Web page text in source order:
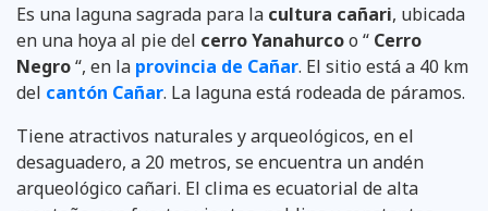
Es una laguna sagrada para la cultura cañari, ubicada
en una hoya al pie del cerro Yanahurcoo “ Cerro
Negro“, en la provincia de Cañar. El sitio está a 40 km
del cantón Cañar. La laguna está rodeada de páramos.
Tiene atractivos naturales y arqueológicos, en el
desaguadero, a 20 metros, se encuentra un andén
arqueológico cañari. El clima es ecuatorial de alta